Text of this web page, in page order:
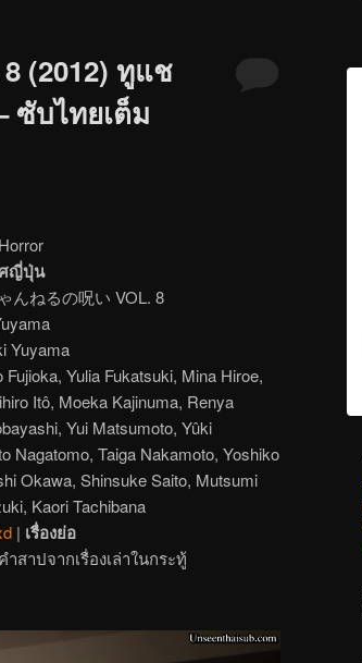
(2012) ทูแช
ซับไทยเต็ม
Horror
ญี่ปุ่น
んねるの呪い VOL. 8
Yuyama
Fujioka, Yulia Fukatsuki, Mina Hiroe,
Itô, Moeka Kajinuma, Renya
Yui Matsumoto, Yûki
Nagatomo, Taiga Nakamoto, Yoshiko
Okawa, Shinsuke Saito, Mutsumi
Kaori Tachibana
| เรื่องย่อ
สาปจากเรื่องเล่าในกระทู้